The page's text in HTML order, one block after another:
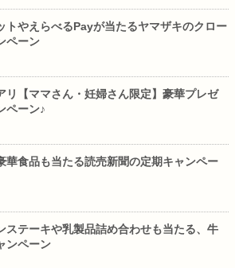
トやえらべるPayが当たるヤマザキのクロー
ペーン
リ【ママさん・妊婦さん限定】豪華プレゼ
ペーン♪
華食品も当たる読売新聞の定期キャンペー
ステーキや乳製品詰め合わせも当たる、牛
ンペーン